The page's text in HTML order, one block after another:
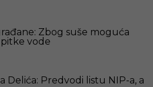
Zbog suše moguća
vode
Delića: Predvodi listu NIP-a, a